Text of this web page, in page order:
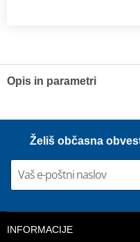
Opis in parametri
Hiflofiltro air filters are
are a direct replacement for
powerflow filtering media,
performance engines.
Proizvajalec
OEM code
Želiš občasna
INFORMACIJE